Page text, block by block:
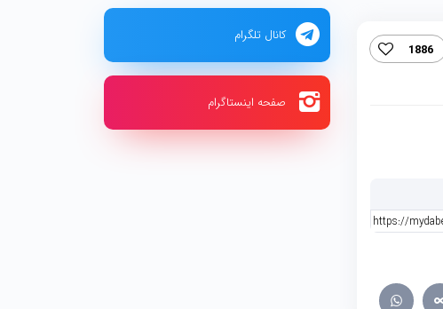
1886
کانال تلگرام
صفحه اینستاگرام